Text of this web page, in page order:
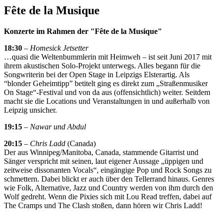
Fête de la Musique
Konzerte im Rahmen der "Fête de la Musique"
18:30 – Homesick Jetsetter
…quasi die Weltenbummlerin mit Heimweh – ist seit Juni 2017 mit
ihrem akustischen Solo-Projekt unterwegs. Alles begann für die
Songwriterin bei der Open Stage in Leipzigs Elsterartig. Als
“blonder Geheimtipp” betitelt ging es direkt zum „Straßenmusiker
On Stage“-Festival und von da aus (offensichtlich) weiter. Seitdem
macht sie die Locations und Veranstaltungen in und außerhalb von
Leipzig unsicher.
19:15 – Nawar und Abdul
20:15 – Chris Ladd (Canada)
Der aus Winnipeg/Manitoba, Canada, stammende Gitarrist und
Sänger verspricht mit seinen, laut eigener Aussage „üppigen und
zeitweise dissonanten Vocals“, eingängige Pop und Rock Songs zu
schmettern. Dabei blickt er auch über den Tellerrand hinaus. Genres
wie Folk, Alternative, Jazz und Country werden von ihm durch den
Wolf gedreht. Wenn die Pixies sich mit Lou Read treffen, dabei auf
The Cramps und The Clash stoßen, dann hören wir Chris Ladd!